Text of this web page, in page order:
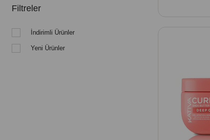
Filtreler
İndirimli Ürünler
Yeni Ürünler